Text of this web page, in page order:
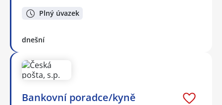
Plný úvazek
dnešní
Bankovní poradce/kyně